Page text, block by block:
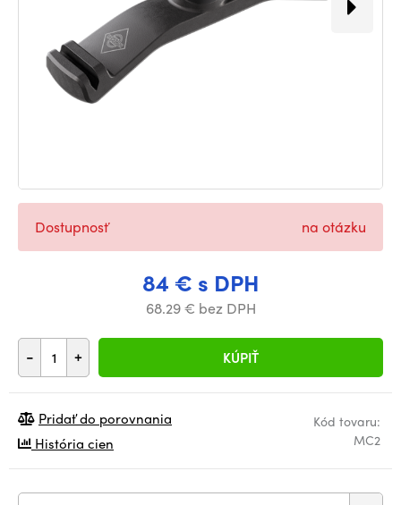
84 € s DPH
68.29 € bez DPH
- + KÚPIŤ
Dostupnosť na otázku
Kód tovaru:
MC2
Pridať do porovnania
História cien